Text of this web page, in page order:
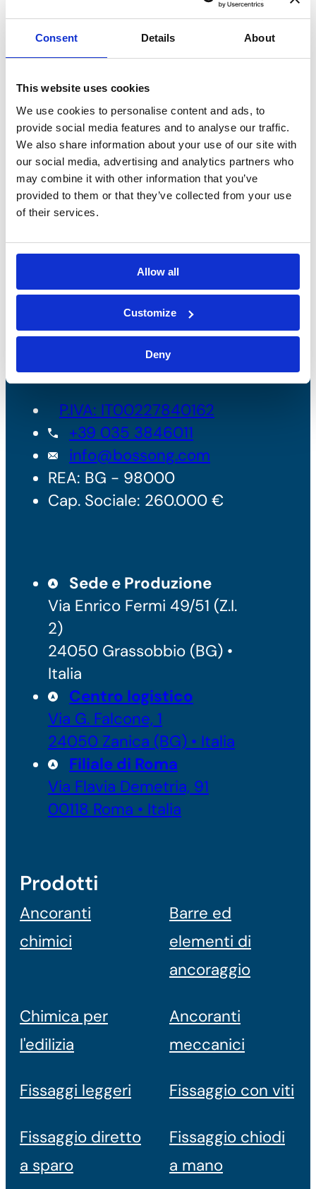
Consent Details About
This website uses cookies
We use cookies to personalise content and ads, to
provide social media features and to analyse our traffic.
We also share information about your use of our site with
our social media, advertising and analytics partners who
may combine it with other information that you’ve
provided to them or that they’ve collected from your use
of their services.
Allow all
Customize
Deny
Messaggio*
sulla privacy e di accettare il
trattamento dei dati personali*
Bossong S.p.A.
P.IVA: IT00227840162
+39 035 3846011
info@bossong.com
REA: BG - 98000
Cap. Sociale: 260.000 €
Sede e Produzione
Via Enrico Fermi 49/51 (Z.I.
2)
24050 Grassobbio (BG) •
Italia
Centro logistico
Via G. Falcone, 1
24050 Zanica (BG) • Italia
Filiale di Roma
Via Flavia Demetria, 91
00118 Roma • Italia
Prodotti
Ancoranti
chimici
Barre ed
elementi di
ancoraggio
Chimica per
l'edilizia
Ancoranti
meccanici
Fissaggi leggeri Fissaggio con viti
Fissaggio diretto
a sparo
Fissaggio chiodi
a mano